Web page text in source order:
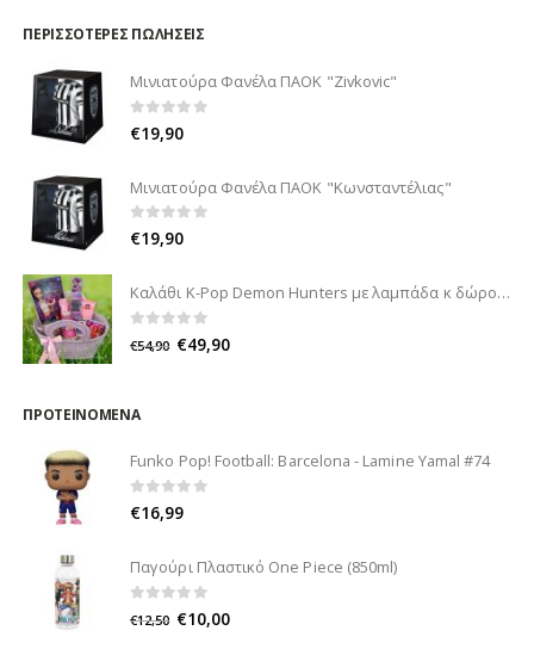
ΠΕΡΙΣΣΌΤΕΡΕΣ ΠΩΛΉΣΕΙΣ
Μινιατούρα Φανέλα ΠΑΟΚ "Zivkovic"
0out of 5
€19,90
Μινιατούρα Φανέλα ΠΑΟΚ "Κωνσταντέλιας"
0out of 5
€19,90
Καλάθι K-Pop Demon Hunters με λαμπάδα κ δώρο
out of 5
€54,90 €49,90
ΠΡΟΤΕΙΝΌΜΕΝΑ
Funko Pop! Football: Barcelona - Lamine Yamal #74
0out of 5
€16,99
Παγούρι Πλαστικό One Piece (850ml)
out of 5
€12,50 €10,00